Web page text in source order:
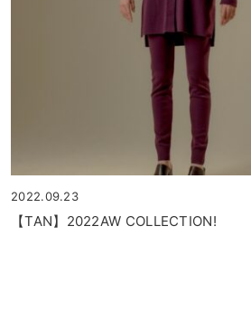
2022.09.23
【TAN】2022AW COLLECTION!